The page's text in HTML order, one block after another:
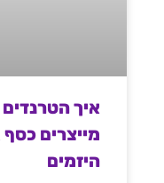
איך
מייצרים
היזמים